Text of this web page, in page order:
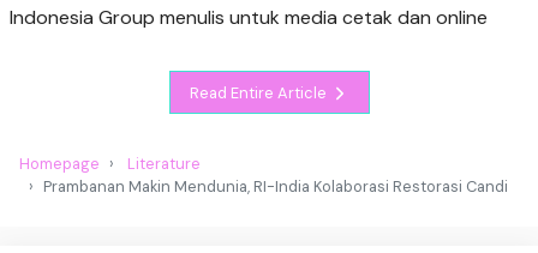
Indonesia Group menulis untuk media cetak dan online
Read Entire Article
Homepage
Literature
Prambanan Makin Mendunia, RI-India Kolaborasi Restorasi Candi